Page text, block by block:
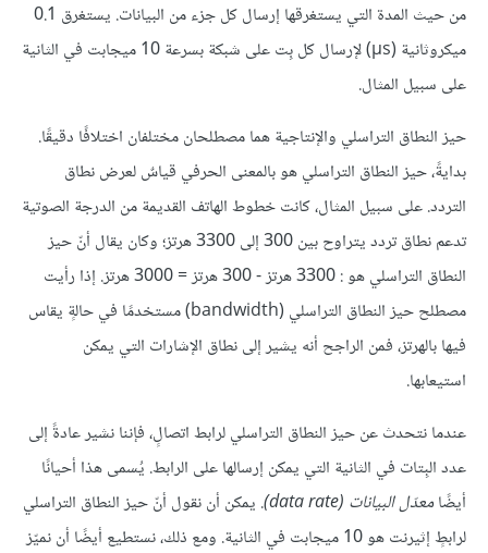
من حيث المدة التي يستغرقها إرسال كل جزء من البيانات. يستغرق 0.1
ميكروثانية (μs) لإرسال كل بِت على شبكة بسرعة 10 ميجابت في الثانية
على سبيل المثال.
حيز النطاق التراسلي والإنتاجية هما مصطلحان مختلفان اختلافًا دقيقًا.
بدايةً، حيز النطاق التراسلي هو بالمعنى الحرفي قياسٌ لعرض نطاق
التردد. على سبيل المثال، كانت خطوط الهاتف القديمة من الدرجة الصوتية
تدعم نطاق تردد يتراوح بين 300 إلى 3300 هرتز؛ وكان يقال أنّ حيز
النطاق التراسلي هو : 3300 هرتز - 300 هرتز = 3000 هرتز. إذا رأيت
مصطلح حيز النطاق التراسلي (bandwidth) مستخدمًا في حالةٍ يقاس
فيها بالهرتز، فمن الراجح أنه يشير إلى نطاق الإشارات التي يمكن
استيعابها.
عندما نتحدث عن حيز النطاق التراسلي لرابط اتصالٍ، فإننا نشير عادةً إلى
عدد البِتات في الثانية التي يمكن إرسالها على الرابط. يُسمى هذا أحيانًا
أيضًامعدّل البيانات (data rate)
. يمكن أن نقول أنّ حيز النطاق التراسلي
لرابطٍ إثيرنت هو 10 ميجابت في الثانية. ومع ذلك، نستطيع أيضًا أن نميّز